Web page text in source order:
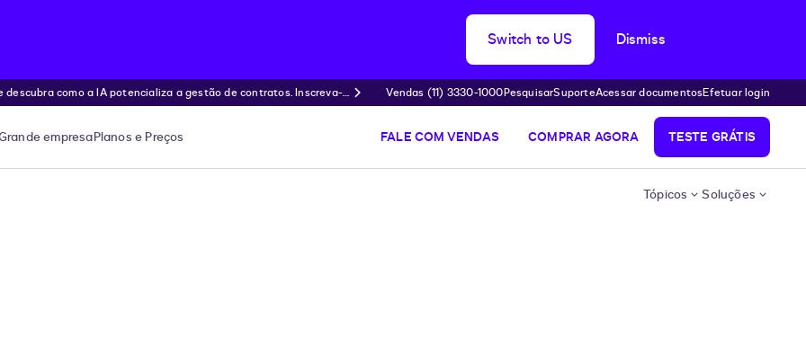
Switch to US Dismiss
como a IA potencializa a gestão de contratos. Inscreva-s
Vendas (11) 3330-1000PesquisarSuporteAcessar documentosEfetuar login
empresaPlanos e Preços FALE COM VENDAS COMPRAR AGORA TESTE GRÁTIS
Tópicos Soluções